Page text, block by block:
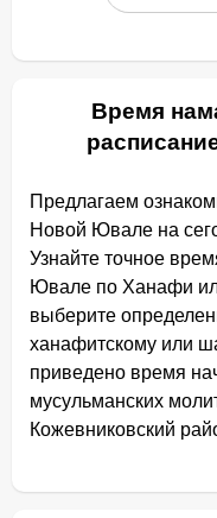
Время
Предлагаем
Новой Ювале на
Узнайте точное
Ювале по Ханафи
выберите
ханафитскому или
приведено время
мусульманских
Кожевниковский